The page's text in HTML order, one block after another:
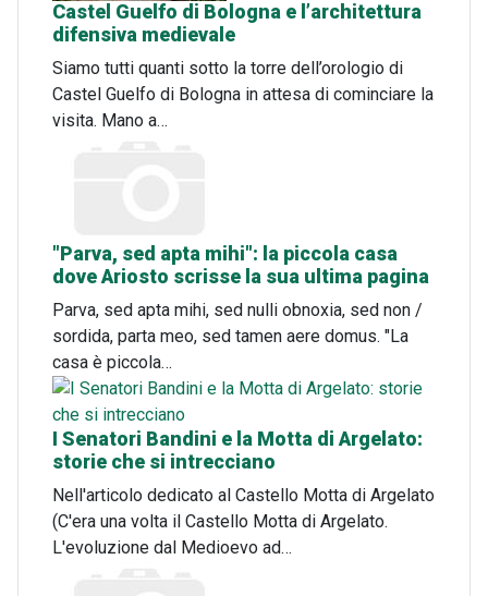
Castel Guelfo di Bologna e l’architettura
difensiva medievale
Siamo tutti quanti sotto la torre dell’orologio di
Castel Guelfo di Bologna in attesa di cominciare la
visita. Mano a…
"Parva, sed apta mihi": la piccola casa
dove Ariosto scrisse la sua ultima pagina
Parva, sed apta mihi, sed nulli obnoxia, sed non /
sordida, parta meo, sed tamen aere domus. "La
casa è piccola…
I Senatori Bandini e la Motta di Argelato:
storie che si intrecciano
Nell'articolo dedicato al Castello Motta di Argelato
(C'era una volta il Castello Motta di Argelato.
L'evoluzione dal Medioevo ad…